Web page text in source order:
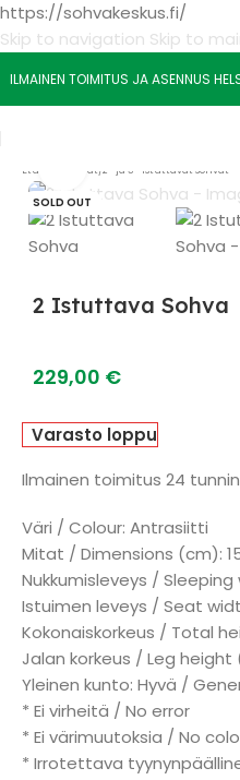
https://sohvakeskus.fi/
Skip to navigation Skip to
ILMAINEN TOIMITUS JA ASENNUS
Etusivu Sohvat/2- ja 3- Istuttavat sohvat
SOLD OUT
Watch video
2 Istuttava Sohva
229,00 €
Varasto loppu
Ilmainen toimitus 24
Väri / Colour: Antrasiitti
Mitat / Dimensions (cm):
Nukkumisleveys /
Istuimen leveys / Seat
Kokonaiskorkeus / Total
Jalan korkeus / Leg height
Yleinen kunto: Hyvä /
* Ei virheitä / No error
* Ei värimuutoksia / No
* Irrotettava